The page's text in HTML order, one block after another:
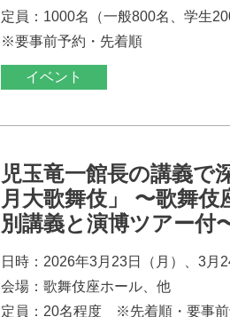
定員：1000名（一般800名、学生
※要事前予約・先着順
イベント
児玉竜一館長の講義で
月大歌舞伎」 〜歌舞伎
別講義と演博ツアー付
日時：2026年3月23日（月）、3月
会場：歌舞伎座ホール、他
定員：20名程度 ※先着順・要事前